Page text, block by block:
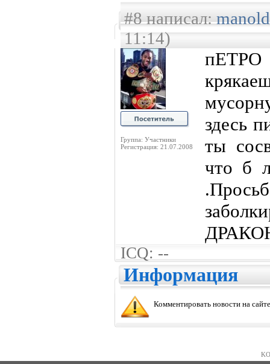
#8 написал:
11:14)
Группа: Участники
Регистрация: 21.07.2008
здесь
ты
что б
ICQ: --
Информация
Комментировать новости на